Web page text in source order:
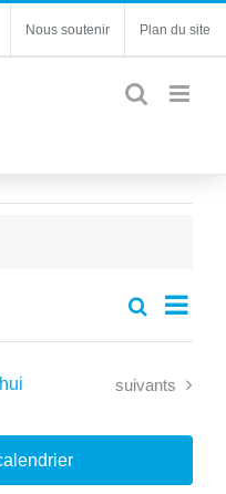
Nous soutenir Plan du site
et
vues
Recherche
Liste
Évènements
suivants